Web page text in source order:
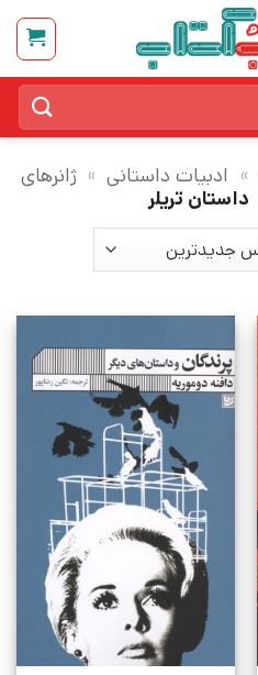
» ادبیات داستانی » ژانرهای
داستان تریلر